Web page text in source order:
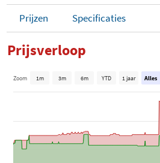
Prijzen Specificaties
Prijsverloop
Zoom 1m 3m 6m YTD 1 jaar Alles